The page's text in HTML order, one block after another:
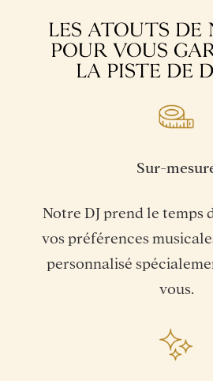
LES ATOUTS DE
POUR VOUS
LA PISTE DE
Sur-
Notre DJ prend le temps
vos préférences
personnalisé
vous.